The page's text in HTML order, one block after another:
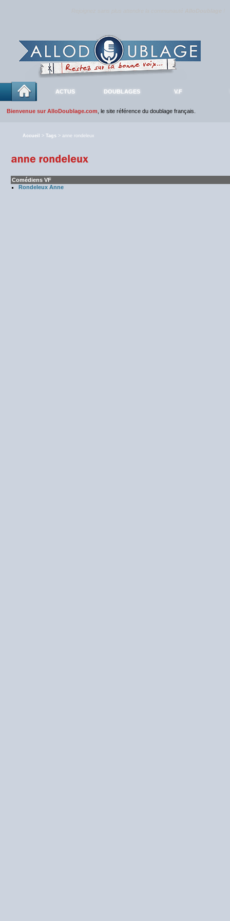
ACTUS DOUBLAGES V.F
Bienvenue sur AlloDoublage.com , le site référence du doublage français.
Accueil > Tags > anne rondeleux
Comédiens VF
Rondeleux Anne